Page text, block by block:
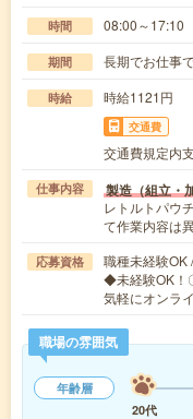
時間 08:00～17:10
期間 長期でお仕事
時給 時給1121円
交通費
交通費規定内
仕事内容 製造（組立・
レトルトパウ
て作業内容は
応募資格
職種未経験OK
◆未経験OK！
気軽にオンラ
職場の雰囲気
年齢層
20代